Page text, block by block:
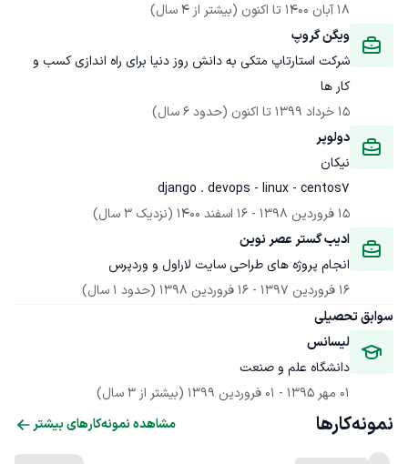
18 آبان 1400
تا اکنون (بیشتر از 4 سال)
ویگن گروپ
شرکت استارتاپ متکی به دانش روز دنیا برای راه اندازی کسب و
کار ها
15 خرداد 1399
تا اکنون (حدود 6 سال)
دولوپر
نیکان
django . devops - linux - centos7
15 فروردین 1398
- 16 اسفند 1400
(نزدیک 3 سال)
ادیب گستر عصر نوین
انجام پروژه های طراحی سایت لاراول و وردپرس
16 فروردین 1397
- 16 فروردین 1398
(حدود 1 سال)
سوابق تحصیلی
لیسانس
دانشگاه علم و صنعت
01 مهر 1395
- 01 فروردین 1399 (بیشتر از 3 سال)
نمونه‌کارها مشاهده نمونه‌کارهای بیشتر